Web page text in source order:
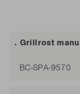
. Grillrost
BC-SPA-9570